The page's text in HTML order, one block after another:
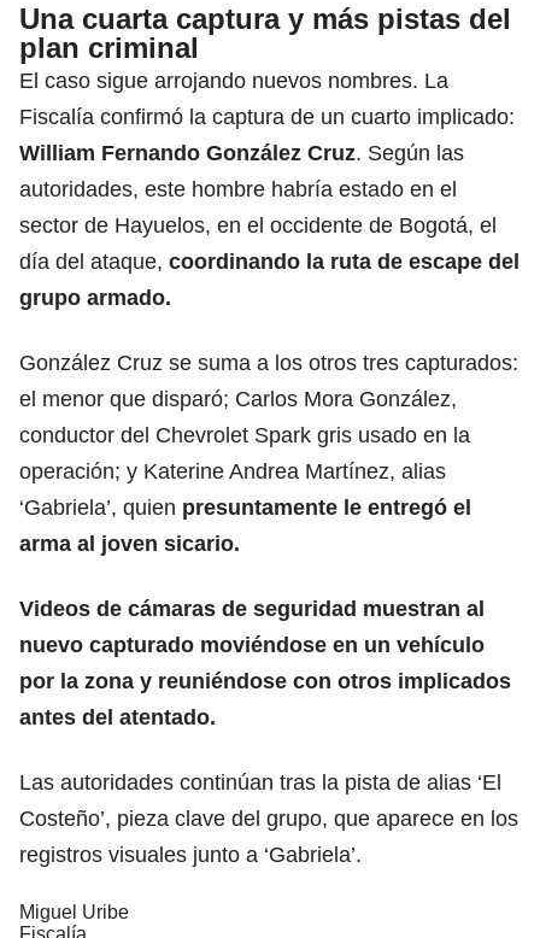
Una cuarta captura y más pistas del
plan criminal
El caso sigue arrojando nuevos nombres. La
Fiscalía confirmó la captura de un cuarto implicado:
William Fernando González Cruz. Según las
autoridades, este hombre habría estado en el
sector de Hayuelos, en el occidente de Bogotá, el
día del ataque, coordinando la ruta de escape del
grupo armado.
González Cruz se suma a los otros tres capturados:
el menor que disparó; Carlos Mora González,
conductor del Chevrolet Spark gris usado en la
operación; y Katerine Andrea Martínez, alias
‘Gabriela’, quien presuntamente le entregó el
arma al joven sicario.
Videos de cámaras de seguridad muestran al
nuevo capturado moviéndose en un vehículo
por la zona y reuniéndose con otros implicados
antes del atentado.
Las autoridades continúan tras la pista de alias ‘El
Costeño’, pieza clave del grupo, que aparece en los
registros visuales junto a ‘Gabriela’.
Miguel Uribe
Fiscalía